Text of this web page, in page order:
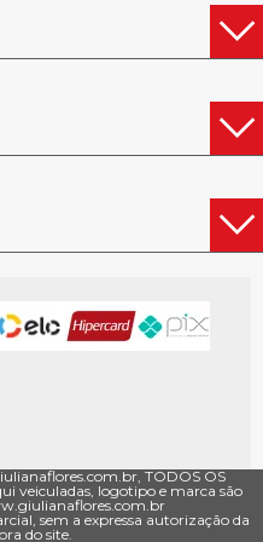
TODOS OS
veiculadas, logotipo e marca são
sem a expressa autorização da
do site.